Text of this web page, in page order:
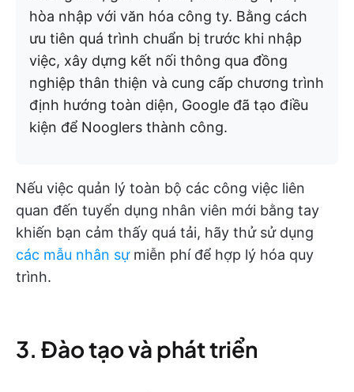
hòa nhập với văn hóa công ty. Bằng cách
ưu tiên quá trình chuẩn bị trước khi nhập
việc, xây dựng kết nối thông qua đồng
nghiệp thân thiện và cung cấp chương trình
định hướng toàn diện, Google đã tạo điều
kiện để Nooglers thành công.
Nếu việc quản lý toàn bộ các công việc liên
quan đến tuyển dụng nhân viên mới bằng tay
khiến bạn cảm thấy quá tải, hãy thử sử dụng
các mẫu nhân sựmiễn phí để hợp lý hóa quy
trình.
3. Đào tạo và phát triển